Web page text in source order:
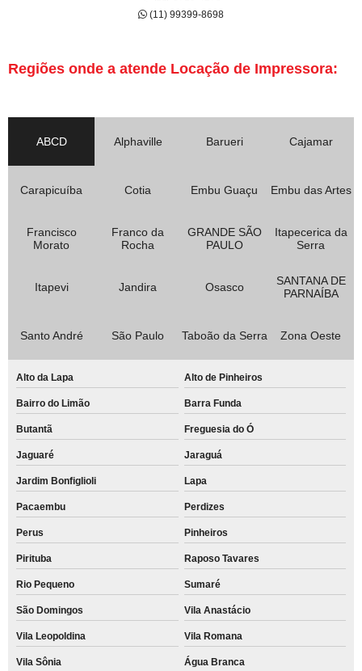
(11) 99399-8698
Regiões onde a atende Locação de Impressora:
ABCD Alphaville Barueri Cajamar
Carapicuíba Cotia Embu Guaçu Embu das Artes
Francisco
Morato
Franco da
Rocha
GRANDE SÃO
PAULO
Itapecerica da
Serra
Itapevi Jandira Osasco
SANTANA DE
PARNAÍBA
Santo André São Paulo Taboão da Serra Zona Oeste
Alto da Lapa Alto de Pinheiros
Bairro do Limão Barra Funda
Butantã Freguesia do Ó
Jaguaré Jaraguá
Jardim Bonfiglioli Lapa
Pacaembu Perdizes
Perus Pinheiros
Pirituba Raposo Tavares
Rio Pequeno Sumaré
São Domingos Vila Anastácio
Vila Leopoldina Vila Romana
Vila Sônia Água Branca